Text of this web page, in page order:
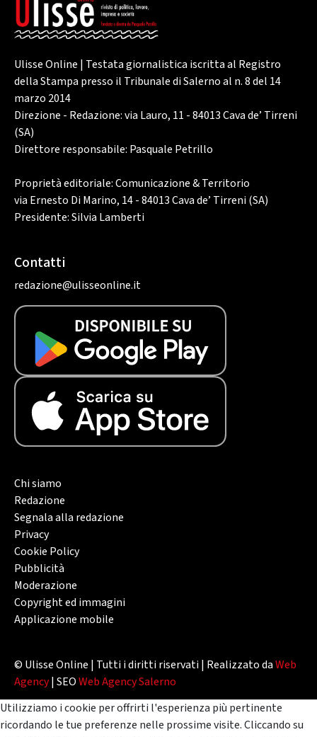
Ulisse Online | Testata giornalistica iscritta al Registro
della Stampa presso il Tribunale di Salerno al n. 8 del 14
marzo 2014
Direzione - Redazione: via Lauro, 11 - 84013 Cava de’ Tirreni
(SA)
Direttore responsabile: Pasquale Petrillo
Proprietà editoriale: Comunicazione & Territorio
via Ernesto Di Marino, 14 - 84013 Cava de’ Tirreni (SA)
Presidente: Silvia Lamberti
Contatti
redazione@ulisseonline.it
Chi siamo
Redazione
Segnala alla redazione
Privacy
Cookie Policy
Pubblicità
Moderazione
Copyright ed immagini
Applicazione mobile
© Ulisse Online | Tutti i diritti riservati | Realizzato daWeb
Agency| SEOWeb Agency Salerno
Utilizziamo i cookie per offrirti l'esperienza più pertinente
ricordando le tue preferenze nelle prossime visite. Cliccando su